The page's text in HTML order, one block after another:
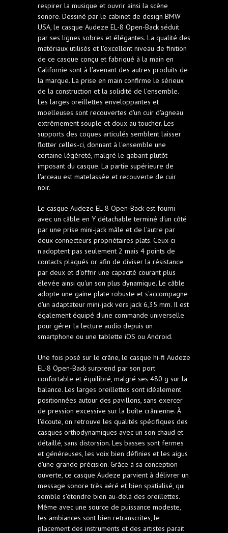
respirer la musique et ouvrir ainsi la scène
sonore. Dessiné par le cabinet de design BMW
USA, le casque Audeze EL-8 Open-Back séduit
par ses lignes sobres et élégantes. La qualité des
matériaux utilisés et l'excellent niveau de finition
de ce casque conçu et fabriqué à la main en
Californie sont à l'avenant des autres produits de
la marque. La prise en main confirme le sérieux
de la construction et la solidité de l'ensemble.
Les larges oreillettes enveloppantes et
moelleuses sont recouvertes d'un cuir d'agneau
extrêmement souple et doux au toucher. Les
supports des coques articulés semblent laisser
flotter celles-ci, donnant à l'ensemble une
certaine légèreté, malgré le gabarit plutôt
imposant du casque. La partie supérieure de
l'arceau est matelassée et recouverte de cuir
noir.
Le casque Audeze EL-8 Open-Back est fourni
avec un câble en Y détachable terminé d'un côté
par une prise mini-jack mâle et de l'autre par
deux connecteurs propriétaires plats. Ceux-ci
n'adoptent pas seulement 2 mais 4 points de
contacts plaqués or afin de diviser la résistance
par deux et d'offrir une capacité courant plus
élevée ainsi qu'un son plus dynamique. Le câble
adopte une gaine plate robuste et s'accompagne
d'un adaptateur mini-jack vers jack 6,35 mm. Il est
également équipé d'une commande universelle
pour gérer la lecture audio depuis un
smartphone ou une tablette iOS ou Android.
Une fois posé sur le crâne, le casque hi-fi Audeze
EL-8 Open-Back surprend par son port
confortable et équilibré, malgré ses 480 g sur la
balance. Les larges oreillettes sont idéalement
positionnées autour des pavillons, sans exercer
de pression excessive sur la boîte crânienne. À
l'écoute, on retrouve les qualités spécifiques des
casques orthodynamiques avec un son chaud et
détaillé, sans distorsion. Les basses sont fermes
et généreuses, les voix bien définies et les aigus
d'une grande précision. Grâce à sa conception
ouverte, ce casque Audeze parvient à délivrer un
message sonore très aéré et bien spatialisé, qui
semble s'étendre bien au-delà des oreillettes.
Même avec une source de puissance modeste,
les ambiances sont bien retranscrites, le
placement des instruments et des artistes parait